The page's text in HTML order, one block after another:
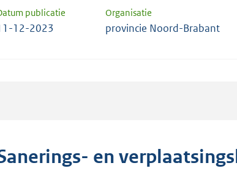
publicatie Organisatie
12-2023 provincie Noord-Brabant
en